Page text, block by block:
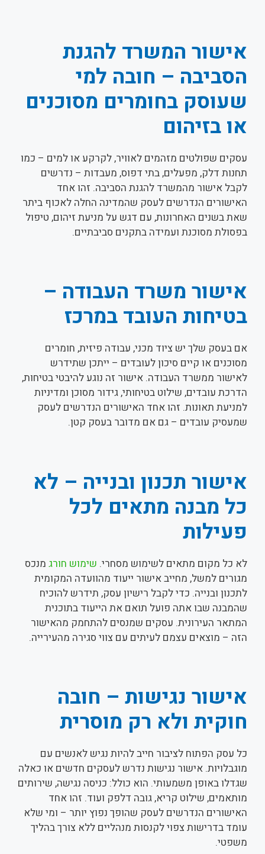
אישור המשרד להגנת
הסביבה – חובה למי
שעוסק בחומרים מסוכנים
או בזיהום
עסקים שפולטים מזהמים לאוויר, לקרקע או למים – כמו
תחנות דלק, מפעלים, בתי דפוס, מעבדות – נדרשים
לקבל אישור מהמשרד להגנת הסביבה. זהו אחד
האישורים הנדרשים לעסק שהמדינה החלה לאכוף ביתר
שאת בשנים האחרונות, עם דגש על מניעת זיהום, טיפול
בפסולת מסוכנת ועמידה בתקנים סביבתיים.
אישור משרד העבודה –
בטיחות העובד במרכז
אם בעסק שלך יש ציוד מכני, עבודה פיזית, חומרים
מסוכנים או קיים סיכון לעובדים – ייתכן שתידרש
לאישור ממשרד העבודה. אישור זה נוגע להיבטי בטיחות,
הדרכת עובדים, שילוט בטיחותי, גידור מסוכן ומדיניות
למניעת תאונות. זהו אחד האישורים הנדרשים לעסק
שמעסיק עובדים – גם אם מדובר בעסק קטן.
אישור תכנון ובנייה – לא
כל מבנה מתאים לכל
פעילות
לא כל מקום מתאים לשימוש מסחרי. שימוש חורג מנכס
מגורים למשל, מחייב אישור ייעוד מהוועדה המקומית
לתכנון ובנייה. כדי לקבל רישיון עסק, תידרש להוכיח
שהמבנה שבו אתה פועל תואם את הייעוד בתוכנית
המתאר העירונית. עסקים שמנסים להתחמק מהאישור
הזה – מוצאים עצמם לעיתים עם צווי סגירה מהעירייה.
אישור נגישות – חובה
חוקית ולא רק מוסרית
כל עסק הפתוח לציבור חייב להיות נגיש לאנשים עם
מוגבלויות. אישור נגישות נדרש לעסקים חדשים או כאלה
שגדלו באופן משמעותי. הוא כולל: כניסה נגישה, שירותים
מותאמים, שילוט קריא, גובה דלפק ועוד. זהו אחד
האישורים הנדרשים לעסק שהופך נפוץ יותר – ומי שלא
עומד בדרישות צפוי לקנסות מנהליים ללא צורך בהליך
משפטי.